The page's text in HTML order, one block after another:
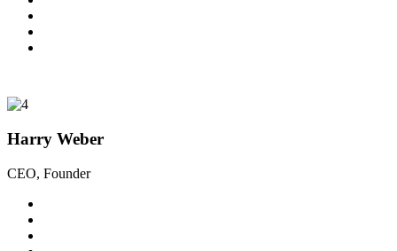
Harry Weber
CEO, Founder